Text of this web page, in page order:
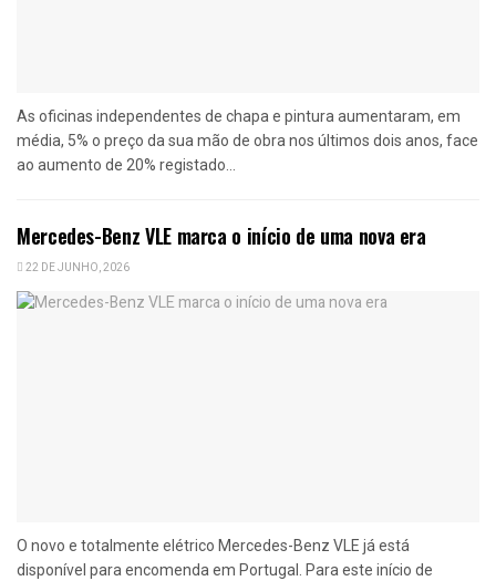
As oficinas independentes de chapa e pintura aumentaram, em
média, 5% o preço da sua mão de obra nos últimos dois anos, face
ao aumento de 20% registado...
Mercedes-Benz VLE marca o início de uma nova era
22 DE JUNHO, 2026
O novo e totalmente elétrico Mercedes-Benz VLE já está
disponível para encomenda em Portugal. Para este início de